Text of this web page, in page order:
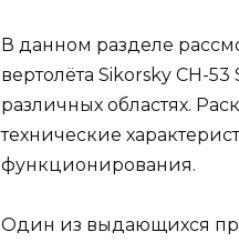
В данном разделе
вертолёта Sikorsky CH-
различных областях.
технические
функционирования.
Один из выдающихся